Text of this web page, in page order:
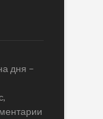
дня –